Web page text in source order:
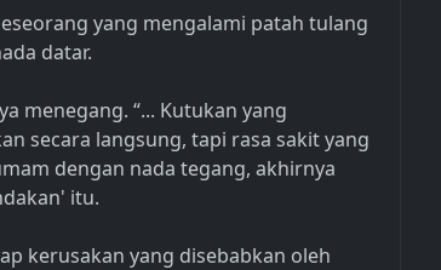
yang mengalami patah tulang
datar.
menegang. “... Kutukan yang
secara langsung, tapi rasa sakit yang
dengan nada tegang, akhirnya
itu.
kerusakan yang disebabkan oleh